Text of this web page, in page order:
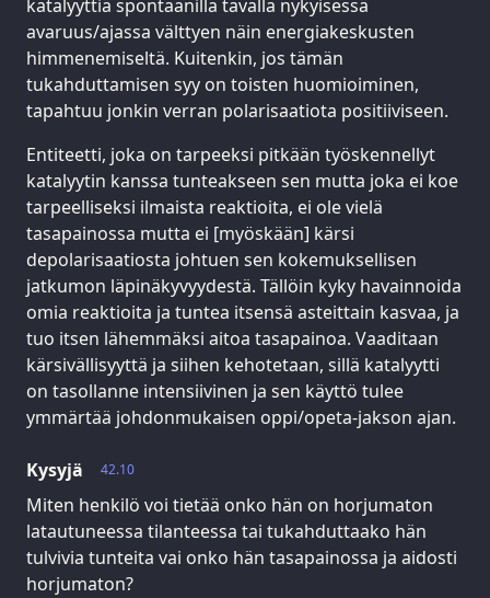
katalyyttiä spontaanilla tavalla nykyisessä
avaruus/ajassa välttyen näin energiakeskusten
himmenemiseltä. Kuitenkin, jos tämän
tukahduttamisen syy on toisten huomioiminen,
tapahtuu jonkin verran polarisaatiota positiiviseen.
Entiteetti, joka on tarpeeksi pitkään työskennellyt
katalyytin kanssa tunteakseen sen mutta joka ei koe
tarpeelliseksi ilmaista reaktioita, ei ole vielä
tasapainossa mutta ei [myöskään] kärsi
depolarisaatiosta johtuen sen kokemuksellisen
jatkumon läpinäkyvyydestä. Tällöin kyky havainnoida
omia reaktioita ja tuntea itsensä asteittain kasvaa, ja
tuo itsen lähemmäksi aitoa tasapainoa. Vaaditaan
kärsivällisyyttä ja siihen kehotetaan, sillä katalyytti
on tasollanne intensiivinen ja sen käyttö tulee
ymmärtää johdonmukaisen oppi/opeta-jakson ajan.
42.10
Kysyjä
Miten henkilö voi tietää onko hän on horjumaton
latautuneessa tilanteessa tai tukahduttaako hän
tulvivia tunteita vai onko hän tasapainossa ja aidosti
horjumaton?